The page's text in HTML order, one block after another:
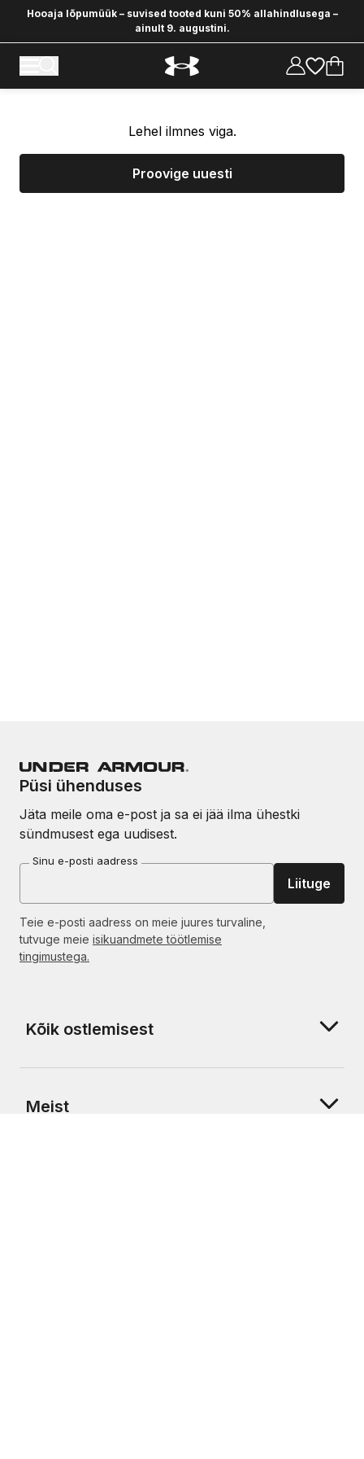
Hooaja lõpumüük – suvised tooted kuni 50% allahindlusega –
ainult 9. augustini.
Lehel ilmnes viga.
Proovige uuesti
Püsi ühenduses
Jäta meile oma e-post ja sa ei jää ilma ühestki
sündmusest ega uudisest.
Sinu e-posti aadress
Liituge
Teie e-posti aadress on meie juures turvaline,
tutvuge meie isikuandmete töötlemise
tingimustega.
Kõik ostlemisest
Meist